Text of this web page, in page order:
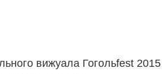
вижуала Гогольfest